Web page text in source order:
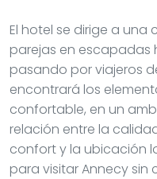
El hotel se dirige a una
parejas en escapadas
pasando por viajeros
encontrará los
confortable, en un
relación entre la
confort y la ubicación
para visitar Annecy sin